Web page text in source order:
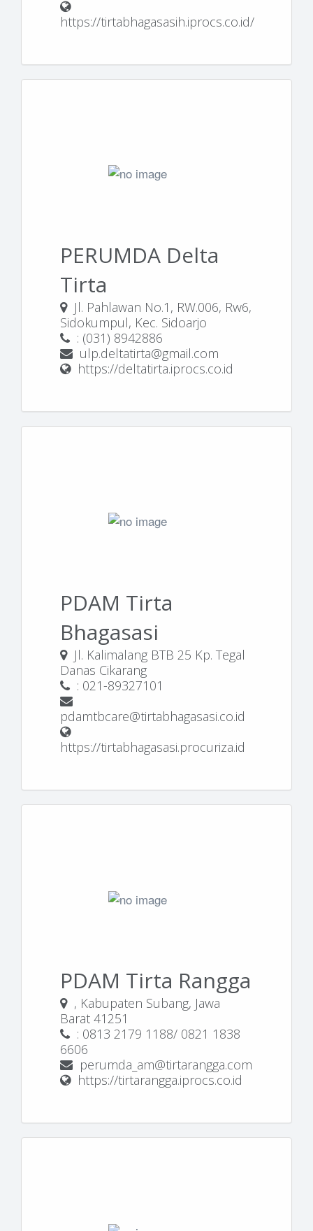
https://tirtabhagasasih.iprocs.co.id/
PERUMDA Delta
Tirta
Jl. Pahlawan No.1, RW.006, Rw6,
Sidokumpul, Kec. Sidoarjo
: (031) 8942886
ulp.deltatirta@gmail.com
https://deltatirta.iprocs.co.id
PDAM Tirta
Bhagasasi
Jl. Kalimalang BTB 25 Kp. Tegal
Danas Cikarang
: 021-89327101
pdamtbcare@tirtabhagasasi.co.id
https://tirtabhagasasi.procuriza.id
PDAM Tirta Rangga
, Kabupaten Subang, Jawa
Barat 41251
: 0813 2179 1188/ 0821 1838
6606
perumda_am@tirtarangga.com
https://tirtarangga.iprocs.co.id